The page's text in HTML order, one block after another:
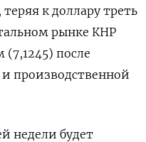
к доллару треть
рынке КНР
после
производственной
недели будет